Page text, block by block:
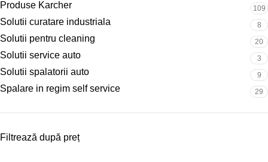
Produse Karcher 109
Solutii curatare industriala 8
Solutii pentru cleaning 20
Solutii service auto 3
Solutii spalatorii auto 9
Spalare in regim self service 29
Filtrează după preț